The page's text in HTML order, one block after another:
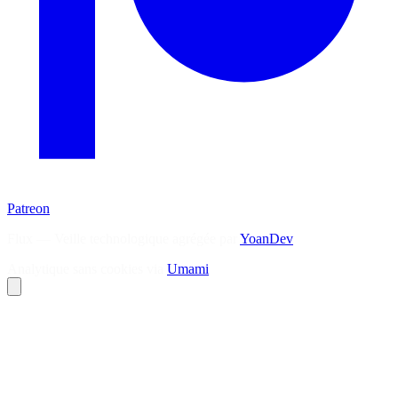
Patreon
YoanDev
Umami